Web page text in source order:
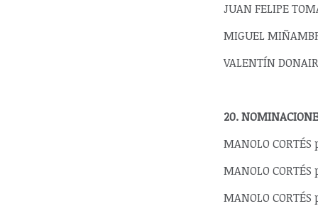
JUAN FELIPE
MIGUEL
VALENTÍN
20.
MANOLO
MANOLO
MANOLO